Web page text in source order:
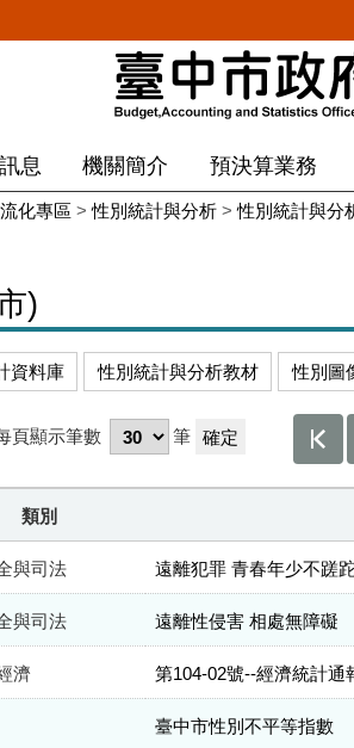
息 機關簡介 預決算業務
化專區 >性別統計與分析 >性別統計與分
)
資料庫 性別統計與分析教材 性別圖
頁顯示筆數 筆
類別
與司法 遠離犯罪 青春年少不蹉
與司法 遠離性侵害 相處無障礙
濟 第104-02號--經濟統計通
臺中市性別不平等指數